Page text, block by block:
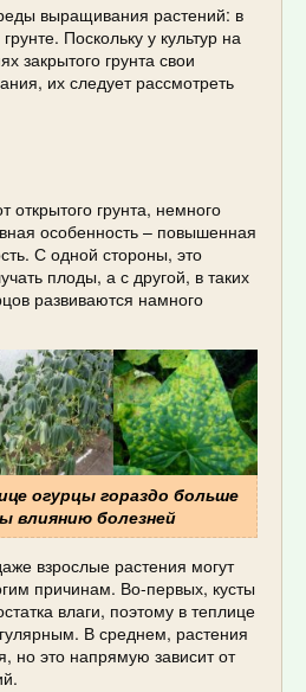
выращивания растений: в
Поскольку у культур на
закрытого грунта свои
их следует рассмотреть
открытого грунта, немного
особенность – повышенная
С одной стороны, это
плоды, а с другой, в таких
развиваются намного
огурцы гораздо больше
влиянию болезней
взрослые растения могут
причинам. Во-первых, кусты
влаги, поэтому в теплице
В среднем, растения
но это напрямую зависит от